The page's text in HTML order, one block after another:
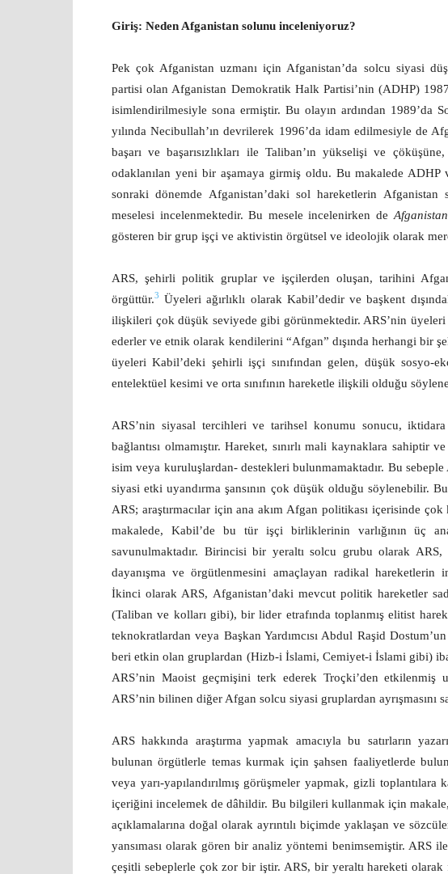
Giriş: Neden Afganistan solunu inceleniyoruz?
Pek çok Afganistan uzmanı için Afganistan’da solcu siyasi
partisi olan Afganistan Demokratik Halk Partisi’nin (ADHP)
isimlendirilmesiyle sona ermiştir. Bu olayın ardından 1989’da
yılında Necibullah’ın devrilerek 1996’da idam edilmesiyle de
başarı ve başarısızlıkları ile Taliban’ın yükselişi ve
odaklanılan yeni bir aşamaya girmiş oldu. Bu makalede ADHP
sonraki dönemde Afganistan’daki sol hareketlerin Afganistan
meselesi incelenmektedir. Bu mesele incelenirken de
gösteren bir grup işçi ve aktivistin örgütsel ve ideolojik olarak
ARS, şehirli politik gruplar ve işçilerden oluşan, tarihini
örgüttür.3 Üyeleri ağırlıklı olarak Kabil’dedir ve başkent
ilişkileri çok düşük seviyede gibi görünmektedir. ARS’nin üyeleri
ederler ve etnik olarak kendilerini “Afgan” dışında herhangi bir
üyeleri Kabil’deki şehirli işçi sınıfından gelen, düşük sosyo-
entelektüel kesimi ve orta sınıfının hareketle ilişkili olduğu
ARS’nin siyasal tercihleri ve tarihsel konumu sonucu,
bağlantısı olmamıştır. Hareket, sınırlı mali kaynaklara sahiptir
isim veya kuruluşlardan- destekleri bulunmamaktadır. Bu sebeple
siyasi etki uyandırma şansının çok düşük olduğu söylenebilir.
ARS; araştırmacılar için ana akım Afgan politikası içerisinde
makalede, Kabil’de bu tür işçi birliklerinin varlığının üç
savunulmaktadır. Birincisi bir yeraltı solcu grubu olarak
dayanışma ve örgütlenmesini amaçlayan radikal hareketlerin
İkinci olarak ARS, Afganistan’daki mevcut politik hareketler
(Taliban ve kolları gibi), bir lider etrafında toplanmış elitist
teknokratlardan veya Başkan Yardımcısı Abdul Raşid
beri etkin olan gruplardan (Hizb-i İslami, Cemiyet-i İslami gibi)
ARS’nin Maoist geçmişini terk ederek Troçki’den etkilenmiş
ARS’nin bilinen diğer Afgan solcu siyasi gruplardan ayrışmasını
ARS hakkında araştırma yapmak amacıyla bu satırların
bulunan örgütlerle temas kurmak için şahsen faaliyetlerde
veya yarı-yapılandırılmış görüşmeler yapmak, gizli toplantılara
içeriğini incelemek de dâhildir. Bu bilgileri kullanmak için
açıklamalarına doğal olarak ayrıntılı biçimde yaklaşan ve
yansıması olarak gören bir analiz yöntemi benimsemiştir. ARS
çeşitli sebeplerle çok zor bir iştir. ARS, bir yeraltı hareketi olarak